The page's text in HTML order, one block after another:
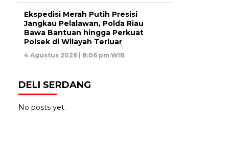
Ekspedisi Merah Putih Presisi
Jangkau Pelalawan, Polda Riau
Bawa Bantuan hingga Perkuat
Polsek di Wilayah Terluar
4 Agustus 2026 | 8:06 pm WIB
DELI SERDANG
No posts yet.